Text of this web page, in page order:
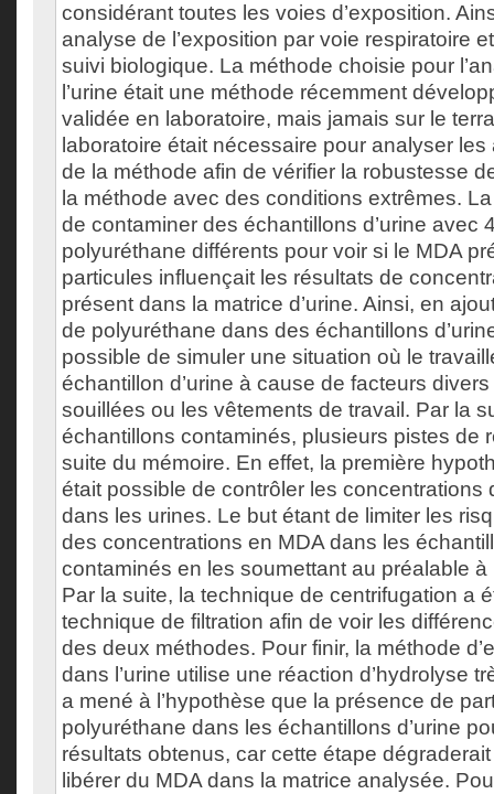
considérant toutes les voies d’exposition.
analyse de l’exposition par voie respiratoire
suivi biologique. La méthode choisie pour
l’urine était une méthode récemment
validée en laboratoire, mais jamais sur le
laboratoire était nécessaire pour analyser
de la méthode afin de vérifier la robustesse
la méthode avec des conditions extrêmes.
de contaminer des échantillons d’urine avec
polyuréthane différents pour voir si le MDA
particules influençait les résultats de
présent dans la matrice d’urine. Ainsi, en
de polyuréthane dans des échantillons
possible de simuler une situation où le
échantillon d’urine à cause de facteurs
souillées ou les vêtements de travail. Par la
échantillons contaminés, plusieurs pistes de
suite du mémoire. En effet, la première
était possible de contrôler les concentrations
dans les urines. Le but étant de limiter les
des concentrations en MDA dans les
contaminés en les soumettant au préalable
Par la suite, la technique de centrifugation a
technique de filtration afin de voir les
des deux méthodes. Pour finir, la méthode
dans l’urine utilise une réaction d’hydrolyse
a mené à l’hypothèse que la présence de
polyuréthane dans les échantillons d’urine
résultats obtenus, car cette étape
libérer du MDA dans la matrice analysée.